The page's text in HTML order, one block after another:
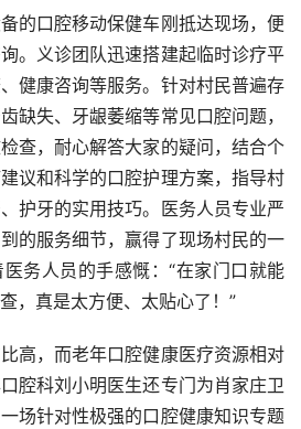
的口腔移动保健车刚抵达现场，便
。义诊团队迅速搭建起临时诊疗平
健康咨询等服务。针对村民普遍存
缺失、牙龈萎缩等常见口腔问题，
查，耐心解答大家的疑问，结合个
议和科学的口腔护理方案，指导村
护牙的实用技巧。医务人员专业严
的服务细节，赢得了现场村民的一
务人员的手感慨：“在家门口就能
，真是太方便、太贴心了！”
高，而老年口腔健康医疗资源相对
腔科刘小明医生还专门为肖家庄卫
场针对性极强的口腔健康知识专题